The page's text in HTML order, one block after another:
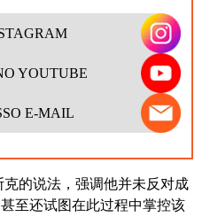
YOUTUBE
E-MAIL
的说法，强调他并未反对成
至还试图在此过程中掌控该